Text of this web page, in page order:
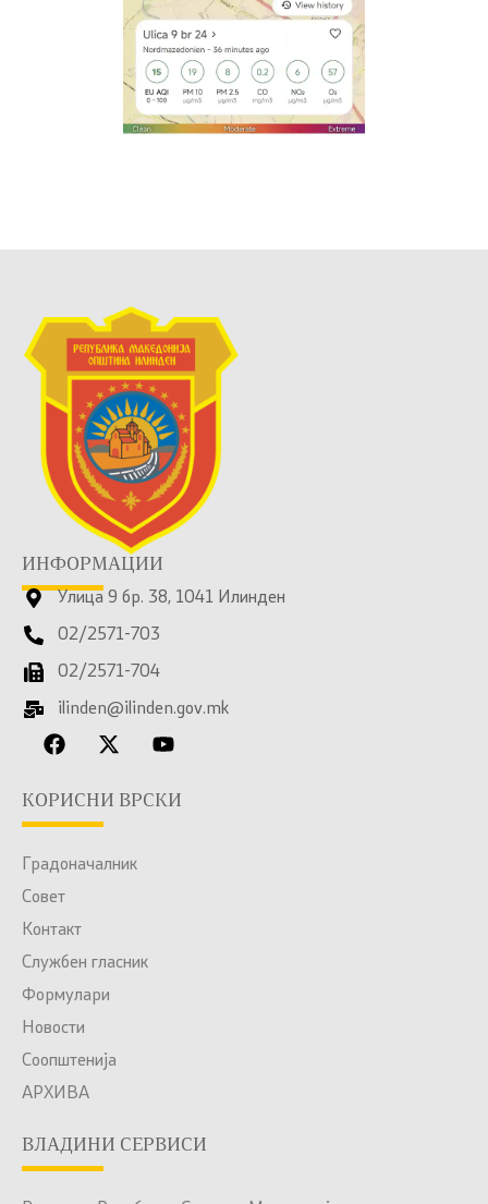
ИНФОРМАЦИИ
Улица 9 бр. 38, 1041 Илинден
02/2571-703
02/2571-704
ilinden@ilinden.gov.mk
КОРИСНИ ВРСКИ
Градоначалник
Совет
Контакт
Службен гласник
Формулари
Новости
Соопштенија
АРХИВА
ВЛАДИНИ СЕРВИСИ